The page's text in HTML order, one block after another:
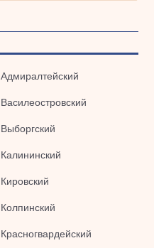
Адмиралтейский
Василеостровский
Выборгский
Калининский
Кировский
Колпинский
Красногвардейский